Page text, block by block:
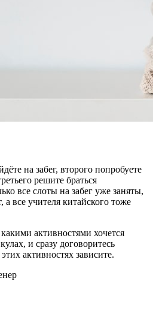
на забег, второго попробуете
решите браться
все слоты на забег уже заняты,
все учителя китайского тоже
активностями хочется
и сразу договоритесь
активностях зависите.